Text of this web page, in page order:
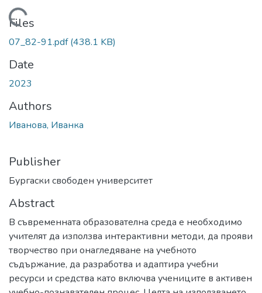
Loading...
Files
07_82-91.pdf(438.1 KB)
Date
2023
Authors
Иванова, Иванка
Publisher
Бургаски свободен университет
Abstract
В съвременната образователна среда e необходимо
учителят да използва интерактивни методи, да прояви
творчество при онагледяване на учебното
съдържание, да разработва и адаптира учебни
ресурси и средства като включва учениците в активен